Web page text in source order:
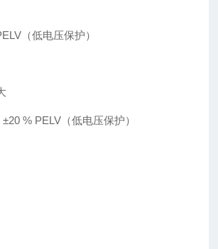
（低电压保护）
% PELV（低电压保护）